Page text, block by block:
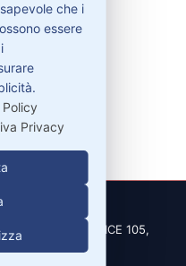
VIA DEL SALICE 105,
(RG)
che i
essere
Privacy